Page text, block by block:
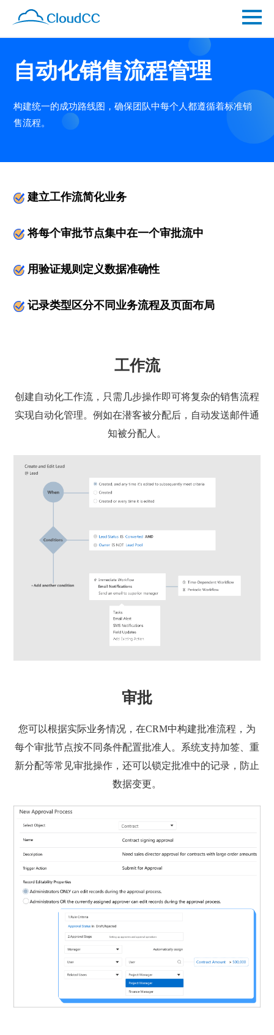
自动化销售流程管理
构建统一的成功路线图，确保团队中每个人都遵循着标准销
售流程。
建立工作流简化业务
将每个审批节点集中在一个审批流中
用验证规则定义数据准确性
记录类型区分不同业务流程及页面布局
工作流
创建自动化工作流，只需几步操作即可将复杂的销售流程
实现自动化管理。例如在潜客被分配后，自动发送邮件通
知被分配人。
审批
您可以根据实际业务情况，在CRM中构建批准流程，为
每个审批节点按不同条件配置批准人。系统支持加签、重
新分配等常见审批操作，还可以锁定批准中的记录，防止
数据变更。